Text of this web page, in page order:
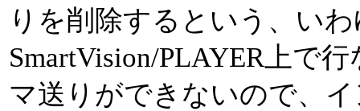
りを削除するという、い
SmartVision/PLAYER上で
マ送りができないので、